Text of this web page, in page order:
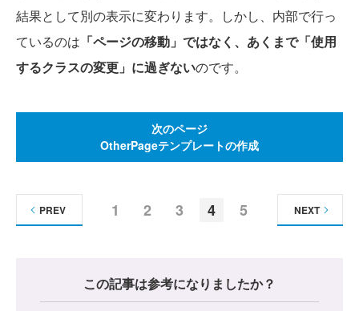
結果として別の表示に変わります。しかし、内部で行っ
ているのは 「ページの移動」ではなく、あくまで「使用
するクラスの変更」に過ぎないのです。
次のページ
OtherPageテンプレートの作成
1 2 3 4 5
PREV NEXT
この記事は参考になりましたか？